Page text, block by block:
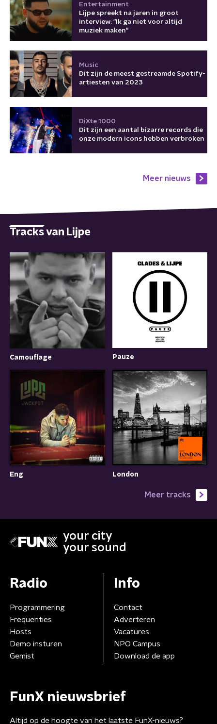
Entertainment
Lijpe spreekt na jaren in groot
interview: "Ik ga niet voor altijd
muziek maken"
Music
Dit zijn de meest gestreamde Spotify-
artiesten van 2023
DiXte 1000
Dit zijn een aantal bizarre records die
onze modern icons hebben verbroken
Meer nieuws
Tracks van Lijpe
Camouflage Pauze
Eng London
Meer tracks
your city
your sound
Radio
Programmering
Frequenties
Hosts
Demo insturen
Gemist
Info
Contact
Adverteren
Vacatures
NPO Campus
Download de app
FunX nieuwsbrief
Altijd op de hoogte van het laatste FunX-nieuws?